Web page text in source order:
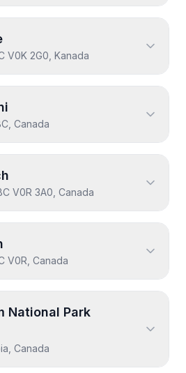
V0K 2G0, Kanada
Canada
V0R 3A0, Canada
V0R, Canada
National Park
Canada